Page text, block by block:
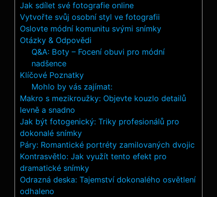
Jak sdílet své fotografie online
Vytvořte svůj osobní styl ve fotografii
Oslovte módní komunitu svými snímky
Otázky & Odpovědi
Q&A: Boty – Focení obuvi pro módní
nadšence
Klíčové Poznatky
Mohlo by vás zajímat:
Makro s mezikroužky: Objevte kouzlo detailů
levně a snadno
Jak být fotogenický: Triky profesionálů pro
dokonalé snímky
Páry: Romantické portréty zamilovaných dvojic
Kontrasvětlo: Jak využít tento efekt pro
dramatické snímky
Odrazná deska: Tajemství dokonalého osvětlení
odhaleno